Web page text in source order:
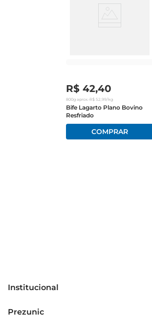
R$ 42,40
800gaprox. •R$ 52,99/kg
Bife Lagarto Plano Bovino
Resfriado
Institucional
Prezunic